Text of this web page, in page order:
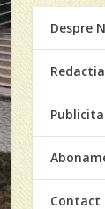
Despre
Redactia
Contact